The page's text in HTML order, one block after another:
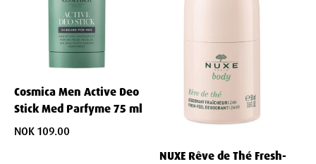
Cosmica Men Active Deo
Stick Med Parfyme 75 ml
NOK 109.00
NUXE Rêve de Thé Fresh-